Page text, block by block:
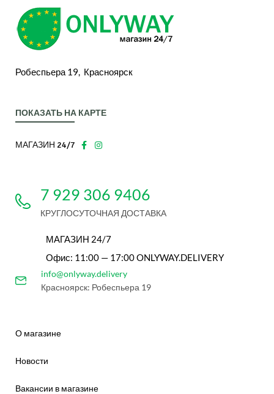
Робеспьера 19, Красноярск
ПОКАЗАТЬ НА КАРТЕ
МАГАЗИН 24/7
7 929 306 9406
КРУГЛОСУТОЧНАЯ ДОСТАВКА
МАГАЗИН 24/7
Офис: 11:00 — 17:00 ONLYWAY.DELIVERY
info@onlyway.delivery
Красноярск: Робеспьера 19
О магазине
Новости
Вакансии в магазине